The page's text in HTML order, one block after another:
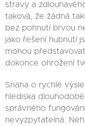
stravy a
taková, že žádná
bez pohnutí brvou
jako řešení hubnutí
mohou
dokonce ohrožení
Snaha o rychlé
hlediska
správného
nevyzpytatelná.